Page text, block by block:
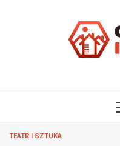
TEATR I SZTUKA